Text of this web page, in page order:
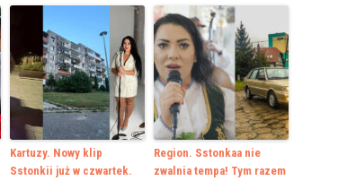
Kartuzy. Nowy klip
Sstonkii już w czwartek.
Region. Sstonkaa nie
zwalnia tempa! Tym razem